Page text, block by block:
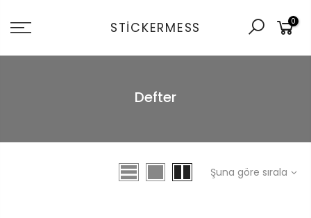
git
STICKERMESS 0
Defter
Şuna göre sırala